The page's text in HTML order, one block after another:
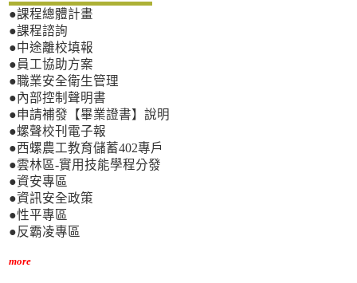
●課程總體計畫
●課程諮詢
●中途離校填報
●員工協助方案
●職業安全衛生管理
●內部控制聲明書
●申請補發【畢業證書】說明
●螺聲校刊電子報
●西螺農工教育儲蓄402專戶
●雲林區-實用技能學程分發
●資安專區
●資訊安全政策
●性平專區
●反霸凌專區
more